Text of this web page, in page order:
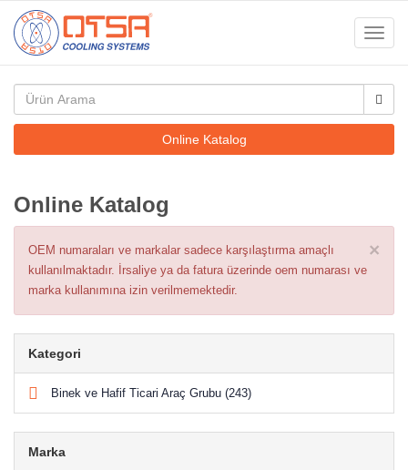
Online Katalog
Online Katalog
×
OEM numaraları ve markalar sadece karşılaştırma amaçlı
kullanılmaktadır. İrsaliye ya da fatura üzerinde oem numarası ve
marka kullanımına izin verilmemektedir.
Kategori
Binek ve Hafif Ticari Araç Grubu (243)
Marka